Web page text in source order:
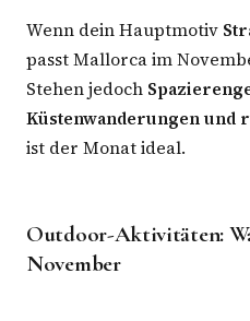
Wenn dein Hauptmotiv
passt Mallorca im
Stehen jedoch
Küstenwanderungen und
ist der Monat ideal.
Outdoor-Aktivitäten:
November